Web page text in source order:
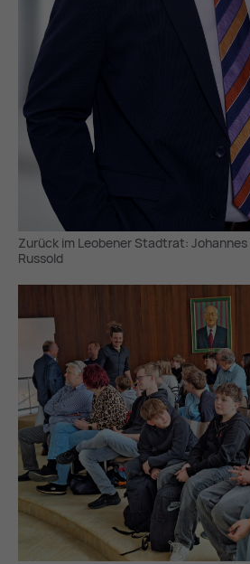
Zurück im Leobener Stadtrat: Johannes
Russold